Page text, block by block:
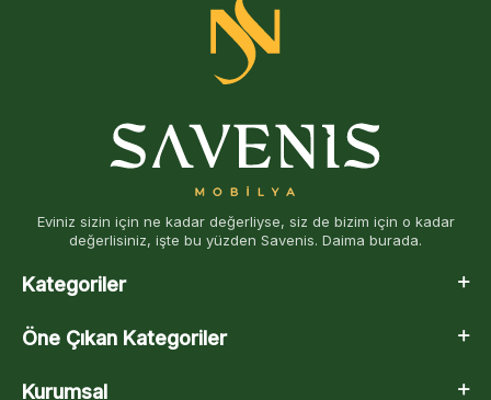
Eviniz sizin için ne kadar değerliyse, siz de bizim için o kadar
değerlisiniz, işte bu yüzden Savenis. Daima burada.
Kategoriler
Öne Çıkan Kategoriler
Kurumsal